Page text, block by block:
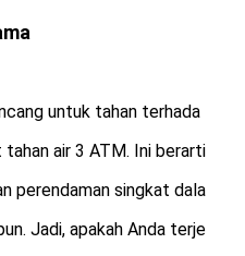
untuk tahan terhada
air 3 ATM. Ini berarti
perendaman singkat dala
Jadi, apakah Anda terje